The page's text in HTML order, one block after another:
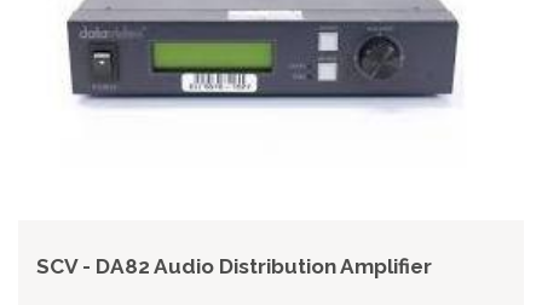
SCV - DA82 Audio Distribution Amplifier